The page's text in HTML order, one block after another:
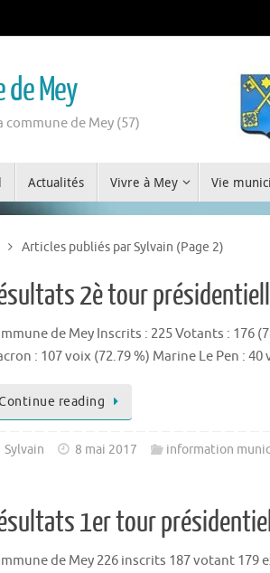
de Mey
commune de Mey (57)
Actualités Vivre à Mey Vie
Articles publiés par Sylvain (Page 2)
2è tour
de Mey Inscrits : 225 Votants : 176
: 107 voix (72.79 %) Marine Le Pen :
reading
Sylvain 8 mai 2017 information
1er tour
de Mey 226 inscrits 187 votant 179